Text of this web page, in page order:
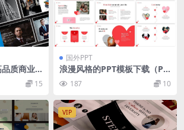
质商业
片演示15
国外PPT
浪漫风格的PPT模板下载（PP
TX）187 10
VIP